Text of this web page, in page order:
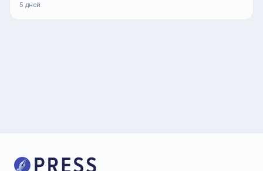
5 дней